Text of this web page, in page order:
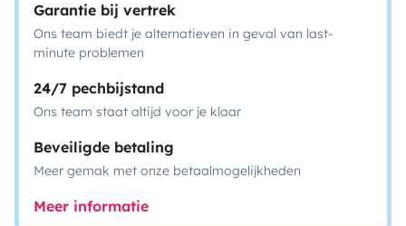
Garantie bij vertrek
Ons team biedt je alternatieven in geval van last-
minute problemen
24/7 pechbijstand
Ons team staat altijd voor je klaar
Beveiligde betaling
Meer gemak met onze betaalmogelijkheden
Meer informatie